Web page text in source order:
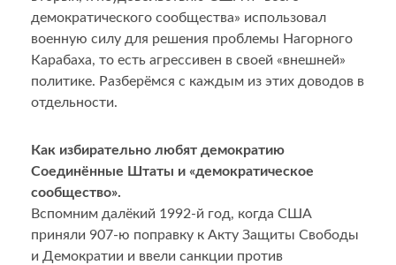
демократического сообщества» использовал
военную силу для решения проблемы Нагорного
Карабаха, то есть агрессивен в своей «внешней»
политике. Разберёмся с каждым из этих доводов в
отдельности.
Как избирательно любят демократию
Соединённые Штаты и «демократическое
сообщество».
Вспомним далёкий 1992-й год, когда США
приняли 907-ю поправку к Акту Защиты Свободы
и Демократии и ввели санкции против